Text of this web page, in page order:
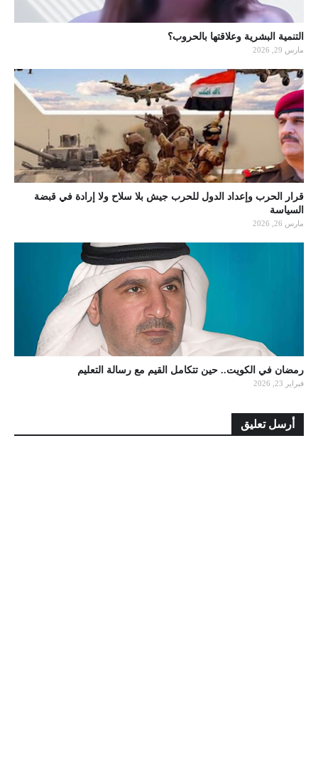
التنمية البشرية وعلاقتها بالحروب؟
مارس 29, 2026
قرار الحرب وإعداد الدول للحرب جيش بلا سلاح ولا إرادة في قبضة
السياسة
مارس 26, 2026
رمضان في الكويت.. حين تتكامل القيم مع رسالة التعليم
فبراير 23, 2026
أرسل تعليق